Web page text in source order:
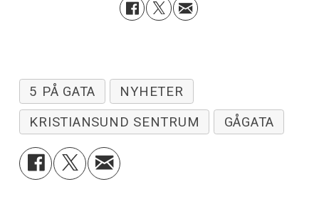
5 PÅ GATA
NYHETER
KRISTIANSUND SENTRUM
GÅGATA